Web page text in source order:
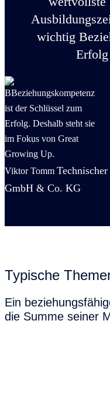
wichtig
Viktor Tomm
GmbH & Co. KG
Typische
Ein
die Summe seiner